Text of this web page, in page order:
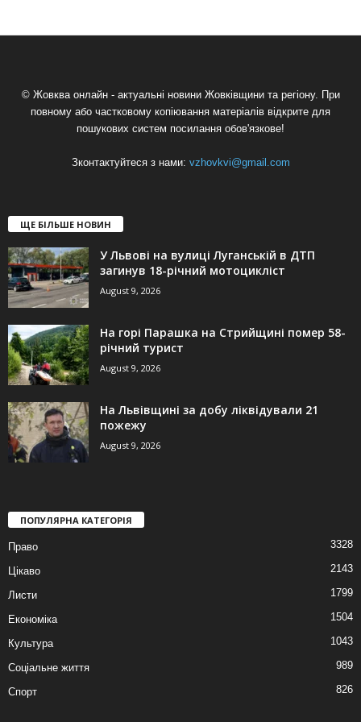
© Жовква онлайн - актуальні новини Жовківщини та регіону. При
повному або частковому копіювання матеріалів відкрите для
пошукових систем посилання обов'язкове!
Зконтактуйтеся з нами: vzhovkvi@gmail.com
ЩЕ БІЛЬШЕ НОВИН
У Львові на вулиці Луганській в ДТП
загинув 18-річний мотоцикліст
August 9, 2026
На горі Парашка на Стрийщині помер 58-
річний турист
August 9, 2026
На Львівщині за добу ліквідували 21
пожежу
August 9, 2026
ПОПУЛЯРНА КАТЕГОРІЯ
Право 3328
Цікаво 2143
Листи 1799
Економіка 1504
Культура 1043
Соціальне життя 989
Спорт 826